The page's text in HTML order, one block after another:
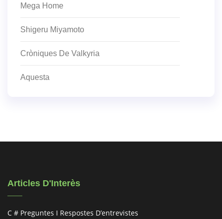
Mega Home
Shigeru Miyamoto
Cròniques De Valkyria
Aquesta
Articles D'Interès
C # Preguntes I Respostes D’entrevistes